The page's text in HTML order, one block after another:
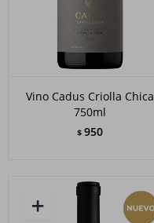
Vino Cadus Criolla Chica
750ml
$ 950